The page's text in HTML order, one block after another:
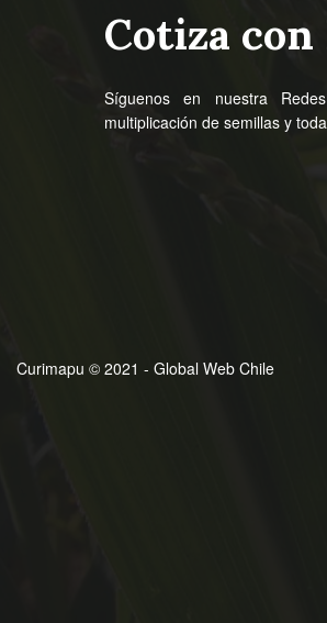
Cotiza con
Síguenos en nuestra
multiplicación de semillas y
Curimapu © 2021 - Global Web Chile